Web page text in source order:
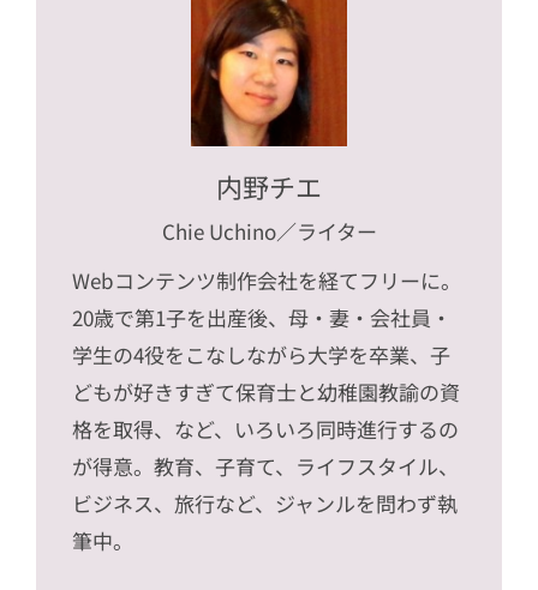
内野チエ
Chie Uchino／ライター
Webコンテンツ制作会社を経てフリーに。
20歳で第1子を出産後、母・妻・会社員・
学生の4役をこなしながら大学を卒業、子
どもが好きすぎて保育士と幼稚園教諭の資
格を取得、など、いろいろ同時進行するの
が得意。教育、子育て、ライフスタイル、
ビジネス、旅行など、ジャンルを問わず執
筆中。